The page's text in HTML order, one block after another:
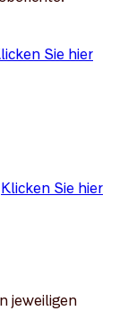
Sie hier
Klicken Sie hier
jeweiligen